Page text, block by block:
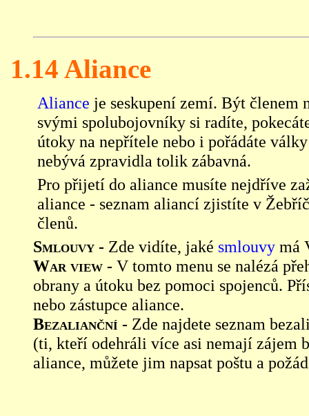
1.14 Aliance
Aliance je seskupení zemí. Být členem
svými spolubojovníky si radíte,
útoky na nepřítele nebo i pořádáte
nebývá zpravidla tolik zábavná.
Pro přijetí do aliance musíte nejdříve
aliance - seznam aliancí zjistíte v
členů.
Smlouvy - Zde vidíte, jaké smlouvy má
War view - V tomto menu se nalézá
obrany a útoku bez pomoci spojenců.
nebo zástupce aliance.
Bezalianční - Zde najdete seznam
(ti, kteří odehráli více asi nemají zájem
aliance, můžete jim napsat poštu a